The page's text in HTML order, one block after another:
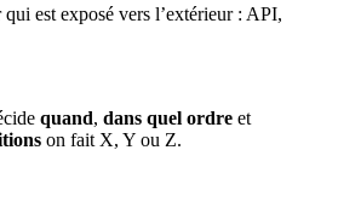
qui est exposé vers l’extérieur : API,
quand, dans quel ordre et
on fait X, Y ou Z.